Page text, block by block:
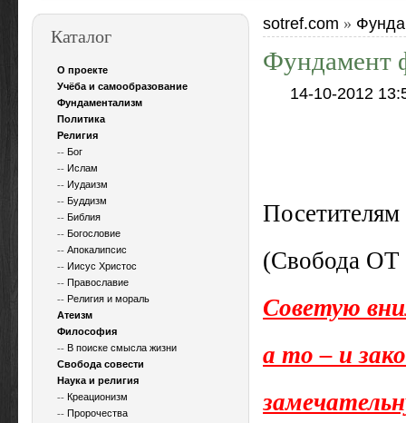
Каталог
О проекте
Учёба и самообразование
Фундаментализм
Политика
Религия
-- Бог
-- Ислам
-- Иудаизм
-- Буддизм
-- Библия
-- Богословие
--Апокалипсис
-- Иисус Христос
--Православие
-- Религия и мораль
Атеизм
Философия
-- В поиске смысла жизни
Свобода совести
Наука и религия
-- Креационизм
--Пророчества
sotref.com »
Фундамент
14-10-2012
(Свобода ОТ
Советую
а то – и